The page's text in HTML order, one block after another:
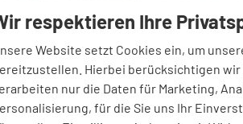
T7 Multivan
respektieren Ihre
Website setzt Cookies ein, um
Hierbei berücksichtigen wir
nur die Daten für Marketing,
für die Sie uns Ihr